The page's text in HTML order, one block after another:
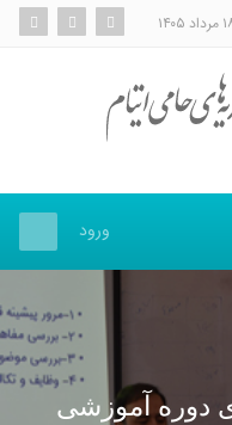
ورود
دوره آموزشی